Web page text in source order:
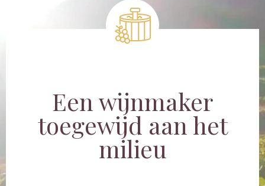
Een wijnmaker
toegewijd aan het
milieu